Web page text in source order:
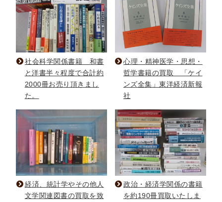
社会科学関係書籍 和書
と洋書半々程度で合計約
2000冊お売り頂きまし
た。
心理・精神医学・思想・
哲学書籍の買取 「ケイ
ンズ全集」東洋経済新報
社
経済、統計学やその他人
文学関連図書の買取を致
政治・経済学関係の書籍
を約190冊買取いたしま